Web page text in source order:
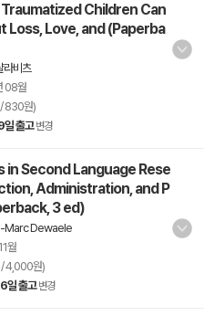
Children Can
Loss, Love, and (Paperba
라비츠
08월
830원)
일 출고 변경
in Second Language Rese
Administration, and P
3 ed)
Marc Dewaele
월
/ 4,000원)
일 출고 변경